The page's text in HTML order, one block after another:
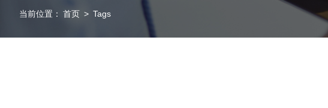
当前位置： 首页 > Tags